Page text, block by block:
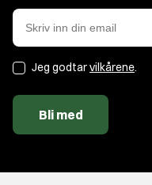
Jeg godtarvilkårene.
Bli med